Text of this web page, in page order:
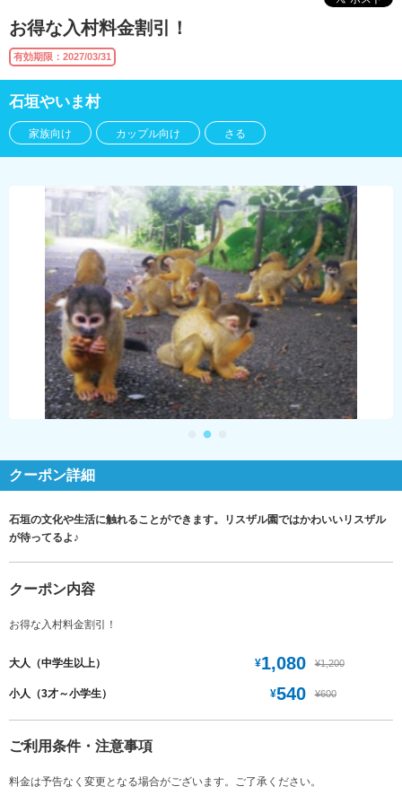
お得な入村料金割引！
有効期限：2027/03/31
石垣やいま村
家族向け カップル向け さる
クーポン詳細
石垣の文化や生活に触れることができます。リスザル園ではかわいいリスザル
が待ってるよ♪
クーポン内容
お得な入村料金割引！
大人（中学生以上） ¥1,080 ¥1,200
小人（3才～小学生） ¥540 ¥600
ご利用条件・注意事項
料金は予告なく変更となる場合がございます。ご了承ください。